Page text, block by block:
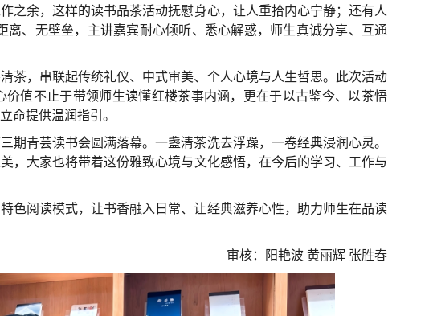
之余，这样的读书品茶活动抚慰身心，让人重拾内心宁静；还有人
、无壁垒，主讲嘉宾耐心倾听、悉心解惑，师生真诚分享、互通
茶，串联起传统礼仪、中式审美、个人心境与人生哲思。此次活动
值不止于带领师生读懂红楼茶事内涵，更在于以古鉴今、以茶悟
命提供温润指引。
青芸读书会圆满落幕。一盏清茶洗去浮躁，一卷经典浸润心灵。
，大家也将带着这份雅致心境与文化感悟，在今后的学习、工作与
色阅读模式，让书香融入日常、让经典滋养心性，助力师生在品读
审核：阳艳波 黄丽辉 张胜春